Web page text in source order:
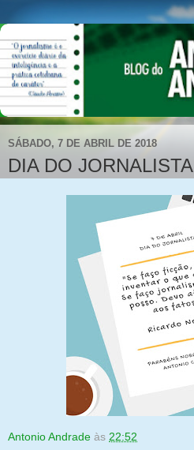
SÁBADO, 7 DE ABRIL DE 2018
DIA DO JORNALISTA
Antonio Andrade às 22:52